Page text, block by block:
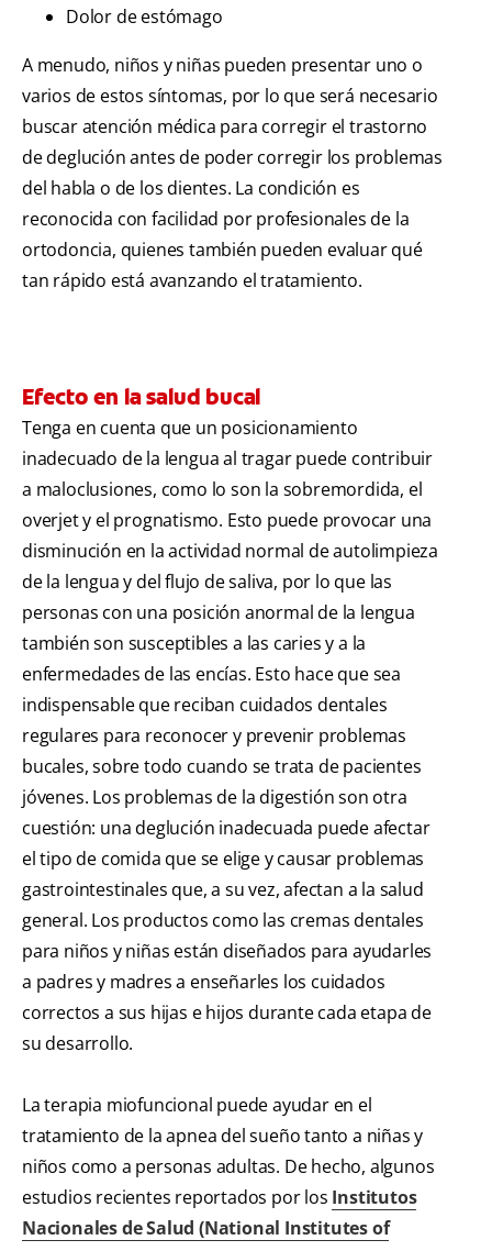
Dolor de estómago
A menudo, niños y niñas pueden presentar uno o
varios de estos síntomas, por lo que será necesario
buscar atención médica para corregir el trastorno
de deglución antes de poder corregir los problemas
del habla o de los dientes. La condición es
reconocida con facilidad por profesionales de la
ortodoncia, quienes también pueden evaluar qué
tan rápido está avanzando el tratamiento.
Efecto en la salud bucal
Tenga en cuenta que un posicionamiento
inadecuado de la lengua al tragar puede contribuir
a maloclusiones, como lo son la sobremordida, el
overjet y el prognatismo. Esto puede provocar una
disminución en la actividad normal de autolimpieza
de la lengua y del flujo de saliva, por lo que las
personas con una posición anormal de la lengua
también son susceptibles a las caries y a la
enfermedades de las encías. Esto hace que sea
indispensable que reciban cuidados dentales
regulares para reconocer y prevenir problemas
bucales, sobre todo cuando se trata de pacientes
jóvenes. Los problemas de la digestión son otra
cuestión: una deglución inadecuada puede afectar
el tipo de comida que se elige y causar problemas
gastrointestinales que, a su vez, afectan a la salud
general. Los productos como las cremas dentales
para niños y niñas están diseñados para ayudarles
a padres y madres a enseñarles los cuidados
correctos a sus hijas e hijos durante cada etapa de
su desarrollo.
La terapia miofuncional puede ayudar en el
tratamiento de la apnea del sueño tanto a niñas y
niños como a personas adultas. De hecho, algunos
estudios recientes reportados por los Institutos
Nacionales de Salud (National Institutes of